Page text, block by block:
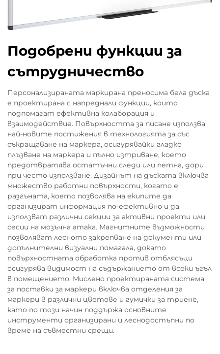
Подобрени функции за
сътрудничество
Персонализираната маркирана преносима бела дъска
е проектирана с напреднали функции, които
подпомагат ефективна колаборация и
взаимодействие. Повърхността за писане използва
най-новите постижения в технологията за със
съкращаване на маркера, осигурявайки гладко
плъзване на маркера и пълно изтриване, което
предотвратява остатъчни следи или петна, дори
при често използване. Дизайнът на дъската включва
множество работни повърхности, когато е
разгъната, което позволява на екипите да
организират информация по-ефективно и да
използват различни секции за активни проекти или
сесии на мозъчна атака. Магнитните възможности
позволяват лесното закрепване на документи или
допълнителни визуални помагала, докато
повърхностната обработка против отблясъци
осигурява видимост на съдържанието от всеки ъгъл
в помещението. Мислено проектираната система
за поставки за маркери включва отделения за
маркери в различни цветове и гумички за триене,
като по този начин поддържа основните
инструменти организирани и леснодостъпни по
време на съвместни срещи.